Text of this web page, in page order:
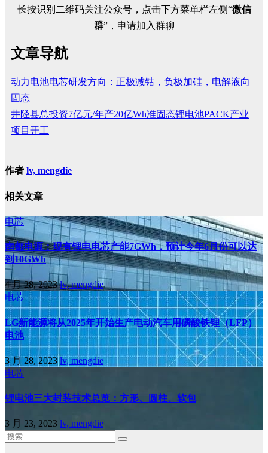
长按识别二维码关注公众号，点击下方菜单栏左侧“微信
群”，申请加入群聊
文章导航
动力电池电芯研发方向：正极减钴，负极加硅，电解液向
固态
井陉县总投资7亿元/年产20亿Wh准固态锂电池PACK产业
项目开工
作者 lv, mengdie
相关文章
电芯
南都电源：现有锂电电芯产能7GWh，预计今年6月份可以达
到10GWh
4 月 28, 2023lv, mengdie
电芯
LG新能源将从2025年开始生产电动汽车用磷酸铁锂（LFP）
电池
3 月 28, 2023lv, mengdie
电芯
锂电池三大封装技术总览：方形、圆柱、软包
3 月 23, 2023 lv, mengdie